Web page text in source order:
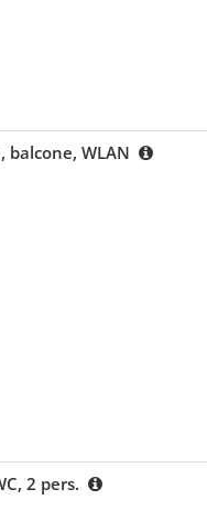
WLAN
2 pers.